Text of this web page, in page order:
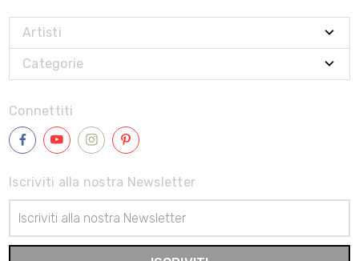
Artisti
Categorie
Connettiti
Iscriviti alla nostra Newsletter
Email